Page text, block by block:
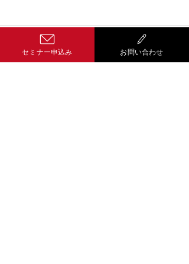
コメント
セミナー申込み お問い合わせ